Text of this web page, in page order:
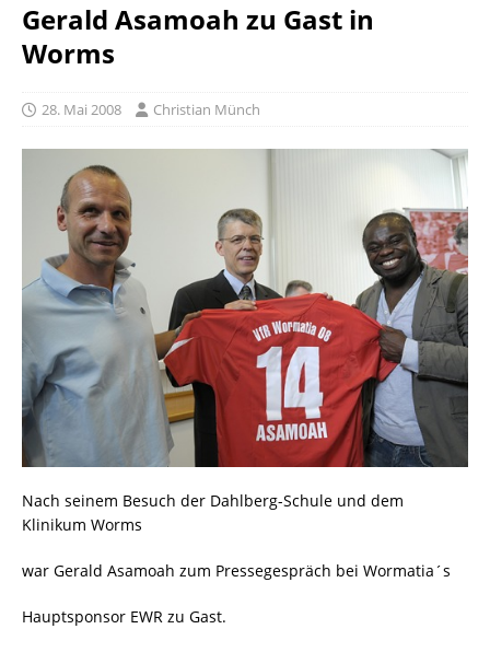
Gerald Asamoah zu Gast in
Worms
28. Mai 2008 Christian Münch
Nach seinem Besuch der Dahlberg-Schule und dem
Klinikum Worms
war Gerald Asamoah zum Pressegespräch bei Wormatia´s
Hauptsponsor EWR zu Gast.